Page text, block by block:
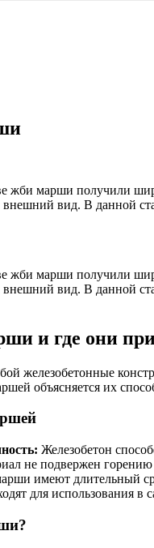
жби марши получили
внешний вид. В данной
жби марши получили
внешний вид. В данной
и где они
железобетонные
объясняется их
Железобетон
не подвержен горению
имеют длительный
для использования в